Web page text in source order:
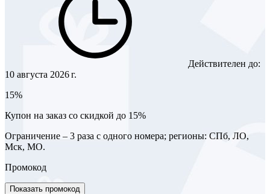
Действителен до:
10 августа 2026 г.
15%
Купон на заказ со скидкой до 15%
Ограничение – 3 раза с одного номера; регионы: СПб, ЛО,
Мск, МО.
Промокод
Показать промокод